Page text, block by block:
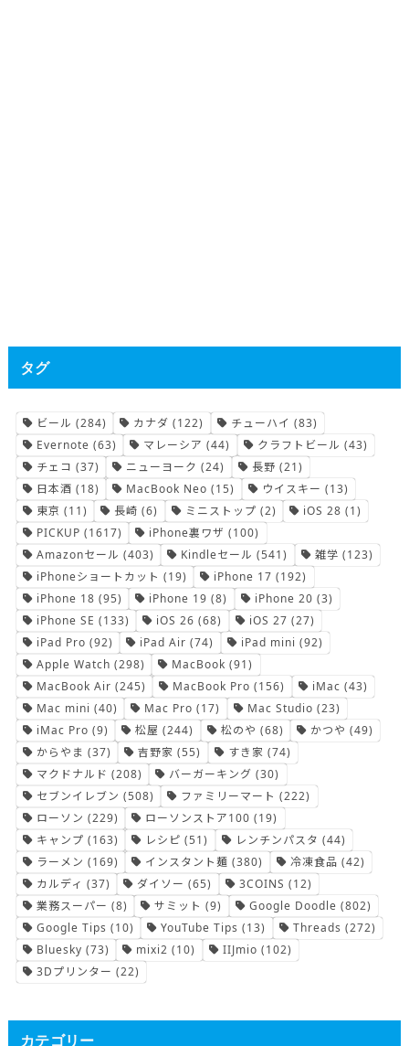
タグ
ビール (284) カナダ (122) チューハイ (83)
Evernote (63) マレーシア (44) クラフトビール (43)
チェコ (37) ニューヨーク (24) 長野 (21)
日本酒 (18) MacBook Neo (15) ウイスキー (13)
東京 (11) 長崎 (6) ミニストップ (2) iOS 28 (1)
PICKUP (1617) iPhone裏ワザ (100)
Amazonセール (403) Kindleセール (541) 雑学 (123)
iPhoneショートカット (19) iPhone 17 (192)
iPhone 18 (95) iPhone 19 (8) iPhone 20 (3)
iPhone SE (133) iOS 26 (68) iOS 27 (27)
iPad Pro (92) iPad Air (74) iPad mini (92)
Apple Watch (298) MacBook (91)
MacBook Air (245) MacBook Pro (156) iMac (43)
Mac mini (40) Mac Pro (17) Mac Studio (23)
iMac Pro (9) 松屋 (244) 松のや (68) かつや (49)
からやま (37) 吉野家 (55) すき家 (74)
マクドナルド (208) バーガーキング (30)
セブンイレブン (508) ファミリーマート (222)
ローソン (229) ローソンストア100 (19)
キャンプ (163) レシピ (51) レンチンパスタ (44)
ラーメン (169) インスタント麺 (380) 冷凍食品 (42)
カルディ (37) ダイソー (65) 3COINS (12)
業務スーパー (8) サミット (9) Google Doodle (802)
Google Tips (10) YouTube Tips (13) Threads (272)
Bluesky (73) mixi2 (10) IIJmio (102)
3Dプリンター (22)
カテゴリー